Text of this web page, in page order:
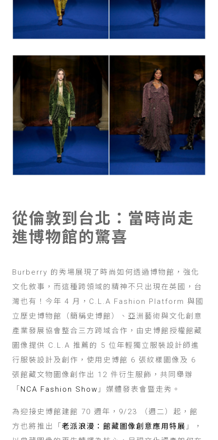
從倫敦到台北：當時尚走
進博物館的驚喜
Burberry 的秀場展現了時尚如何透過博物館，強化
文化敘事，而這種跨領域的精神不只出現在英國，台
灣也有！今年 4 月，C.L.A Fashion Platform 與國
立歷史博物館（簡稱史博館）、亞洲藝術與文化創意
產業發展協會整合三方跨域合作，由史博館授權館藏
圖像提供 C.L.A 推薦的 5 位年輕獨立服裝設計師進
行服裝設計及創作，使用史博館 6 張紋樣圖像及 6
張館藏文物圖像創作出 12 件衍生服飾，共同舉辦
「 NCA Fashion Show 」媒體發表會暨走秀。
為迎接史博館建館 70 週年，9/23 （週二）起，館
方也將推出「老派浪漫：館藏圖像創意應用特展 」，